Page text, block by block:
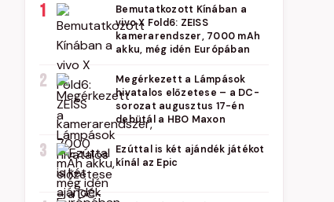
1
Bemutatkozott Kínában a
vivo X Fold6: ZEISS
kamerarendszer, 7000 mAh
akku, még idén Európában
2
Megérkezett a Lámpások
hivatalos előzetese – a DC-
sorozat augusztus 17-én
debütál a HBO Maxon
3
Ezúttal is két ajándék játékot
kínál az Epic